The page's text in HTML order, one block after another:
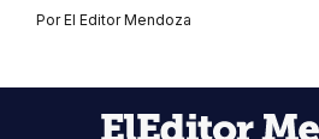
PorEl Editor Mendoza